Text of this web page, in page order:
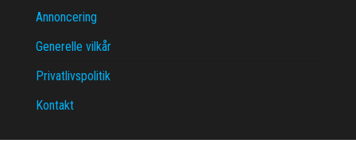
Annoncering
Generelle vilkår
Privatlivspolitik
Kontakt